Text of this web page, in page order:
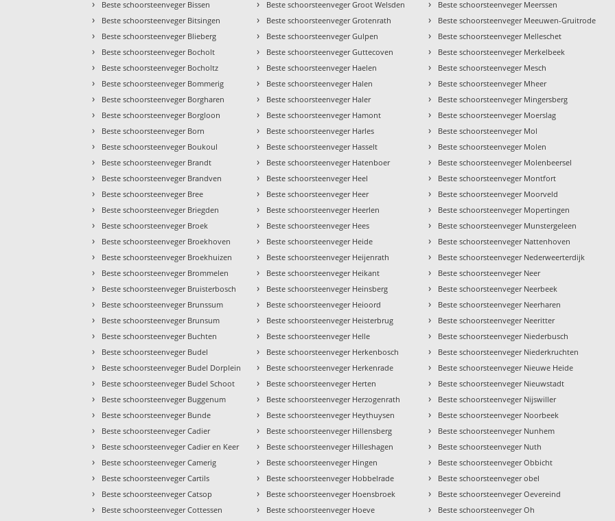
› Beste schoorsteenveger Bissen
› Beste schoorsteenveger Bitsingen
› Beste schoorsteenveger Blieberg
› Beste schoorsteenveger Bocholt
› Beste schoorsteenveger Bocholtz
› Beste schoorsteenveger Bommerig
› Beste schoorsteenveger Borgharen
› Beste schoorsteenveger Borgloon
› Beste schoorsteenveger Born
› Beste schoorsteenveger Boukoul
› Beste schoorsteenveger Brandt
› Beste schoorsteenveger Brandven
› Beste schoorsteenveger Bree
› Beste schoorsteenveger Briegden
› Beste schoorsteenveger Broek
› Beste schoorsteenveger Broekhoven
› Beste schoorsteenveger Broekhuizen
› Beste schoorsteenveger Brommelen
› Beste schoorsteenveger Bruisterbosch
› Beste schoorsteenveger Brunssum
› Beste schoorsteenveger Brunsum
› Beste schoorsteenveger Buchten
› Beste schoorsteenveger Budel
› Beste schoorsteenveger Budel Dorplein
› Beste schoorsteenveger Budel Schoot
› Beste schoorsteenveger Buggenum
› Beste schoorsteenveger Bunde
› Beste schoorsteenveger Cadier
› Beste schoorsteenveger Cadier en Keer
› Beste schoorsteenveger Camerig
› Beste schoorsteenveger Cartils
› Beste schoorsteenveger Catsop
› Beste schoorsteenveger Cottessen
› Beste schoorsteenveger Groot Welsden
› Beste schoorsteenveger Grotenrath
› Beste schoorsteenveger Gulpen
› Beste schoorsteenveger Guttecoven
› Beste schoorsteenveger Haelen
› Beste schoorsteenveger Halen
› Beste schoorsteenveger Haler
› Beste schoorsteenveger Hamont
› Beste schoorsteenveger Harles
› Beste schoorsteenveger Hasselt
› Beste schoorsteenveger Hatenboer
› Beste schoorsteenveger Heel
› Beste schoorsteenveger Heer
› Beste schoorsteenveger Heerlen
› Beste schoorsteenveger Hees
› Beste schoorsteenveger Heide
› Beste schoorsteenveger Heijenrath
› Beste schoorsteenveger Heikant
› Beste schoorsteenveger Heinsberg
› Beste schoorsteenveger Heioord
› Beste schoorsteenveger Heisterbrug
› Beste schoorsteenveger Helle
› Beste schoorsteenveger Herkenbosch
› Beste schoorsteenveger Herkenrade
› Beste schoorsteenveger Herten
› Beste schoorsteenveger Herzogenrath
› Beste schoorsteenveger Heythuysen
› Beste schoorsteenveger Hillensberg
› Beste schoorsteenveger Hilleshagen
› Beste schoorsteenveger Hingen
› Beste schoorsteenveger Hobbelrade
› Beste schoorsteenveger Hoensbroek
› Beste schoorsteenveger Hoeve
› Beste schoorsteenveger Meerssen
› Beste schoorsteenveger Meeuwen-Gruitrode
› Beste schoorsteenveger Melleschet
› Beste schoorsteenveger Merkelbeek
› Beste schoorsteenveger Mesch
› Beste schoorsteenveger Mheer
› Beste schoorsteenveger Mingersberg
› Beste schoorsteenveger Moerslag
› Beste schoorsteenveger Mol
› Beste schoorsteenveger Molen
› Beste schoorsteenveger Molenbeersel
› Beste schoorsteenveger Montfort
› Beste schoorsteenveger Moorveld
› Beste schoorsteenveger Mopertingen
› Beste schoorsteenveger Munstergeleen
› Beste schoorsteenveger Nattenhoven
› Beste schoorsteenveger Nederweerterdijk
› Beste schoorsteenveger Neer
› Beste schoorsteenveger Neerbeek
› Beste schoorsteenveger Neerharen
› Beste schoorsteenveger Neeritter
› Beste schoorsteenveger Niederbusch
› Beste schoorsteenveger Niederkruchten
› Beste schoorsteenveger Nieuwe Heide
› Beste schoorsteenveger Nieuwstadt
› Beste schoorsteenveger Nijswiller
› Beste schoorsteenveger Noorbeek
› Beste schoorsteenveger Nunhem
› Beste schoorsteenveger Nuth
› Beste schoorsteenveger Obbicht
› Beste schoorsteenveger obel
› Beste schoorsteenveger Oevereind
› Beste schoorsteenveger Oh